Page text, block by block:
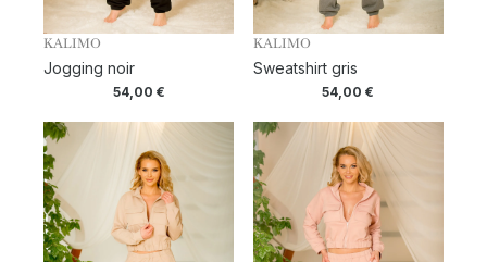
KALIMO
Jogging noir
54,00 €
KALIMO
Sweatshirt gris
54,00€